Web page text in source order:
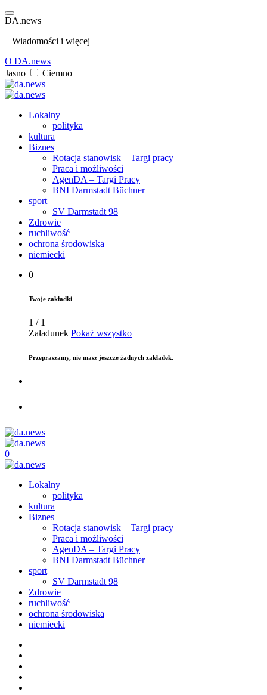
DA.news
– Wiadomości i więcej
O DA.news
Jasno
Ciemno
Lokalny
polityka
kultura
Biznes
Rotacja stanowisk – Targi pracy
Praca i możliwości
AgenDA – Targi Pracy
BNI Darmstadt Büchner
sport
SV Darmstadt 98
Zdrowie
ruchliwość
ochrona środowiska
niemiecki
0
Twoje zakładki
1 / 1
Załadunek Pokaż wszystko
Przepraszamy, nie masz jeszcze żadnych zakładek.
0
Lokalny
polityka
kultura
Biznes
Rotacja stanowisk – Targi pracy
Praca i możliwości
AgenDA – Targi Pracy
BNI Darmstadt Büchner
sport
SV Darmstadt 98
Zdrowie
ruchliwość
ochrona środowiska
niemiecki